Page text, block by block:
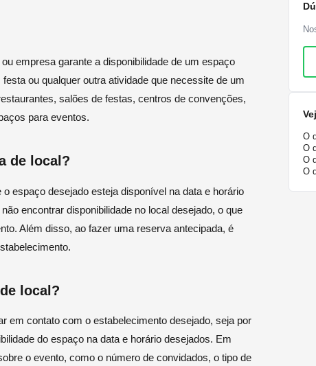
empresa garante a disponibilidade de um espaço
ou qualquer outra atividade que necessite de um
salões de festas, centros de convenções,
para eventos.
de local?
espaço desejado esteja disponível na data e horário
encontrar disponibilidade no local desejado, o que
Além disso, ao fazer uma reserva antecipada, é
local?
em contato com o estabelecimento desejado, seja por
do espaço na data e horário desejados. Em
o evento, como o número de convidados, o tipo de
O
O
O
O